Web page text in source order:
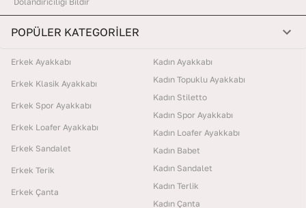
POPÜLER KATEGORİLER
Erkek Ayakkabı
Erkek Klasik Ayakkabı
Erkek Spor Ayakkabı
Erkek Loafer Ayakkabı
Erkek Sandalet
Erkek Terik
Erkek Çanta
Kadın Ayakkabı
Kadın Topuklu Ayakkabı
Kadın Stiletto
Kadın Spor Ayakkabı
Kadın Loafer Ayakkabı
Kadın Babet
Kadın Sandalet
Kadın Terlik
Kadın Çanta